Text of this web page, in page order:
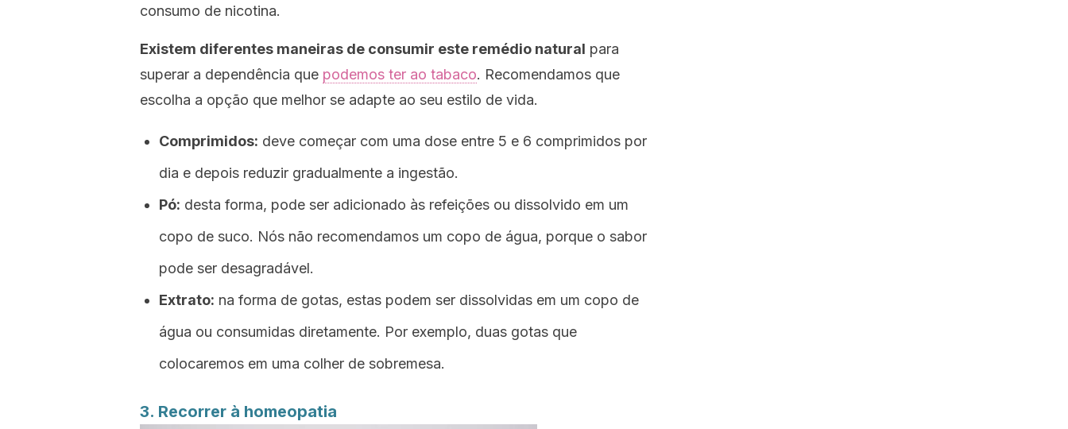
consumo de nicotina.
Existem diferentes maneiras de consumir este remédio natural para
superar a dependência que podemos ter ao tabaco. Recomendamos que
escolha a opção que melhor se adapte ao seu estilo de vida.
Comprimidos: deve começar com uma dose entre 5 e 6 comprimidos por
dia e depois reduzir gradualmente a ingestão.
Pó: desta forma, pode ser adicionado às refeições ou dissolvido em um
copo de suco. Nós não recomendamos um copo de água, porque o sabor
pode ser desagradável.
Extrato: na forma de gotas, estas podem ser dissolvidas em um copo de
água ou consumidas diretamente. Por exemplo, duas gotas que
colocaremos em uma colher de sobremesa.
3. Recorrer à homeopatia